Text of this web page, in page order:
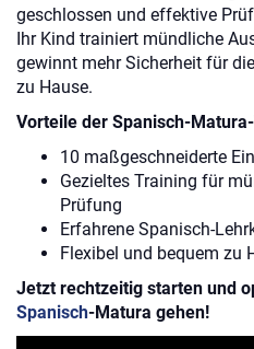
geschlossen und effektive
Ihr Kind trainiert mündliche
gewinnt mehr Sicherheit für
zu Hause.
Vorteile der Spanisch-
10 maßgeschneiderte
Gezieltes Training für
Prüfung
Erfahrene Spanisch-
Flexibel und bequem zu
Jetzt rechtzeitig starten und
Spanisch-Matura gehen!